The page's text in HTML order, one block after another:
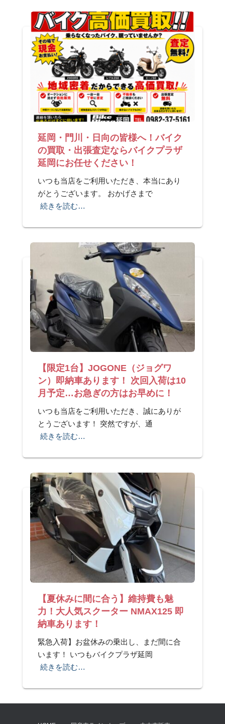
延岡・門川・日向の皆様へ！バイク
の買取・出張査定ならバイクプラザ
延岡にお任せください！
いつも当店をご利用いただき、本当にあり
がとうございます。 おかげさまで
続きを読む…
【限定1台】JOGONE（ジョグワ
ン）即納車あります！ 次回入荷は10
月予定…お急ぎの方はお早めに！
いつも当店をご利用いただき、誠にありが
とうございます！ 突然ですが、通
続きを読む…
【夏休みに間に合う】維持費も魅
力！大人気スクーター NMAX125 即
納車あります！
緊急入荷】お盆休みの乗出し、まだ間に合
います！ いつもバイクプラザ延岡
続きを読む…